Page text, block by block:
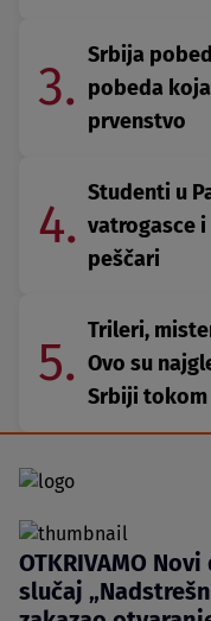
3.
Srbija
pobeda
prvenstvo
4.
Studenti u
vatrogasce
peščari
5.
Trileri,
Ovo su
Srbiji tokom
OTKRIVAMO
slučaj